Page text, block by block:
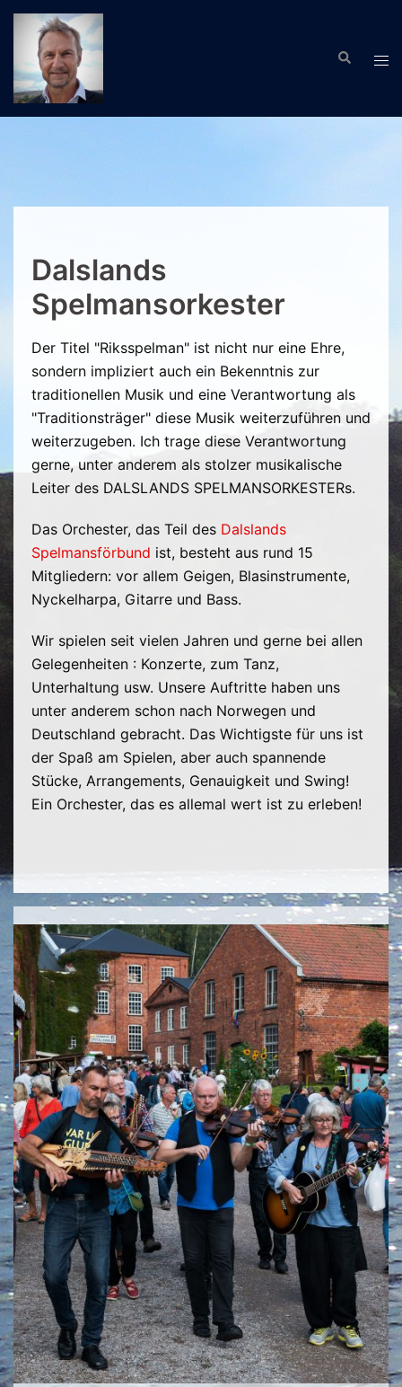
Zum
springen
Suche
Dalslands
Spelmansorkester
Der Titel "Riksspelman" ist nicht nur eine Ehre,
sondern impliziert auch ein Bekenntnis zur
traditionellen Musik und eine Verantwortung als
"Traditionsträger" diese Musik weiterzuführen und
weiterzugeben. Ich trage diese Verantwortung
gerne, unter anderem als stolzer musikalische
Leiter des DALSLANDS SPELMANSORKESTERs.
Das Orchester, das Teil des Dalslands
Spelmansförbund ist, besteht aus rund 15
Mitgliedern: vor allem Geigen, Blasinstrumente,
Nyckelharpa, Gitarre und Bass.
Wir spielen seit vielen Jahren und gerne bei allen
Gelegenheiten : Konzerte, zum Tanz,
Unterhaltung usw. Unsere Auftritte haben uns
unter anderem schon nach Norwegen und
Deutschland gebracht. Das Wichtigste für uns ist
der Spaß am Spielen, aber auch spannende
Stücke, Arrangements, Genauigkeit und Swing!
Ein Orchester, das es allemal wert ist zu erleben!